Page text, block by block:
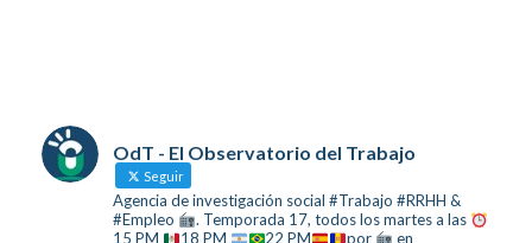
OdT - El Observatorio del Trabajo
Seguir
Agencia de investigación social #Trabajo #RRHH &
#Empleo
. Temporada 17, todos los martes a las
15 PM
18 PM 22 PM por
en